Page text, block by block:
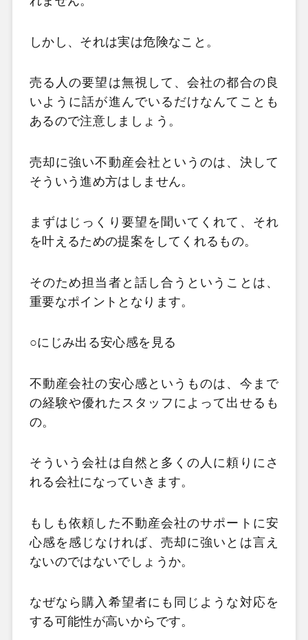
しかし、それは実は危険なこと。
売る人の要望は無視して、会社の都合の良
いように話が進んでいるだけなんてことも
あるので注意しましょう。
売却に強い不動産会社というのは、決して
そういう進め方はしません。
まずはじっくり要望を聞いてくれて、それ
を叶えるための提案をしてくれるもの。
そのため担当者と話し合うということは、
重要なポイントとなります。
○にじみ出る安心感を見る
不動産会社の安心感というものは、今まで
の経験や優れたスタッフによって出せるも
の。
そういう会社は自然と多くの人に頼りにさ
れる会社になっていきます。
もしも依頼した不動産会社のサポートに安
心感を感じなければ、売却に強いとは言え
ないのではないでしょうか。
なぜなら購入希望者にも同じような対応を
する可能性が高いからです。